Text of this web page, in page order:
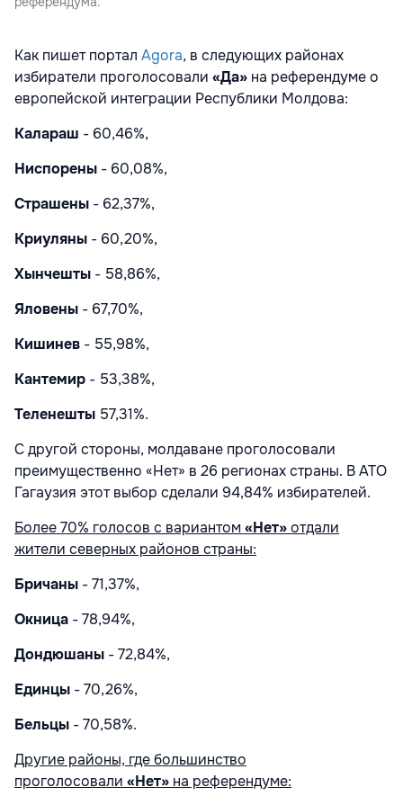
Как пишет портал Agora, в следующих районах
избиратели проголосовали «Да» на референдуме о
европейской интеграции Республики Молдова:
Калараш - 60,46%,
Ниспорены - 60,08%,
Страшены - 62,37%,
Криуляны - 60,20%,
Хынчешты - 58,86%,
Яловены - 67,70%,
Кишинев - 55,98%,
Кантемир - 53,38%,
Теленешты 57,31%.
С другой стороны, молдаване проголосовали
преимущественно «Нет» в 26 регионах страны. В АТО
Гагаузия этот выбор сделали 94,84% избирателей.
Более 70% голосов с вариантом«Нет»отдали
жители северных районов страны:
Бричаны - 71,37%,
Окница - 78,94%,
Дондюшаны - 72,84%,
Единцы - 70,26%,
Бельцы - 70,58%.
Другие районы, где большинство
проголосовали «Нет» на референдуме: